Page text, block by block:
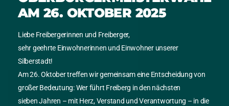
vertreten durch Steve Johannes Ittershagen (inhaltlich
Postanschrift:
Steve Johannes Ittershagen
Erbische Straße 5
09599 Freiberg
AM 26. OKTOBER 2025
Liebe Freibergerinnen und Freiberger,
sehr geehrte Einwohnerinnen und Einwohner unserer
Silberstadt!
Am 26. Oktober treffen wir gemeinsam eine Entscheidung von
großer Bedeutung: Wer führt Freiberg in den nächsten
sieben Jahren – mit Herz, Verstand und Verantwortung – in die